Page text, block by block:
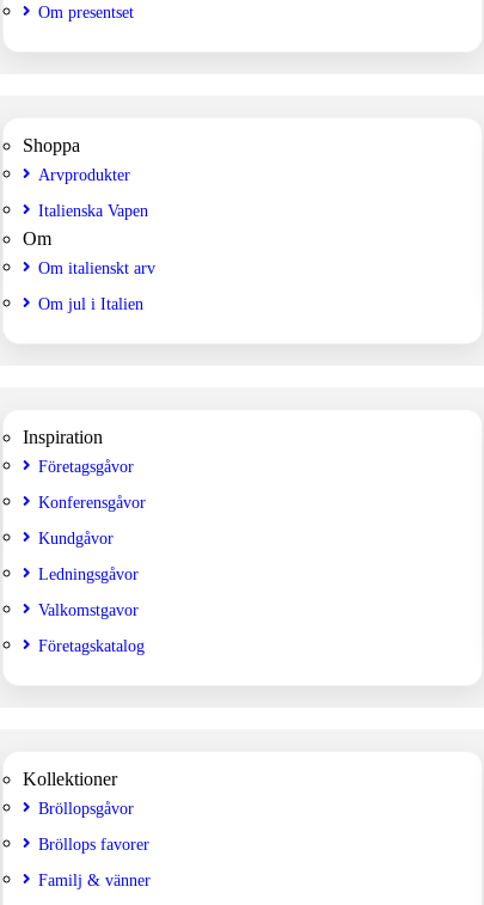
Om presentset
Shoppa
Arvprodukter
Italienska Vapen
Om
Om italienskt arv
Om jul i Italien
Inspiration
Företagsgåvor
Konferensgåvor
Kundgåvor
Ledningsgåvor
Valkomstgavor
Företagskatalog
Kollektioner
Bröllopsgåvor
Bröllops favorer
Familj & vänner